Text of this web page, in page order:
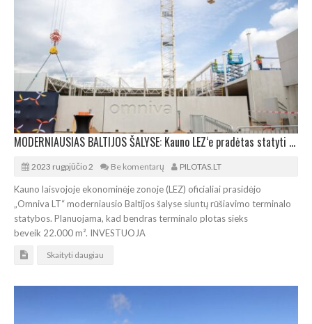
MODERNIAUSIAS BALTIJOS ŠALYSE: Kauno LEZ‘e pradėtas statyti „Omniva LT“ terminalas
2023 rugpjūčio 2 Be komentarų PILOTAS.LT
Kauno laisvojoje ekonominėje zonoje (LEZ) oficialiai prasidėjo
„Omniva LT“ moderniausio Baltijos šalyse siuntų rūšiavimo terminalo
statybos. Planuojama, kad bendras terminalo plotas sieks
beveik 22.000 m². INVESTUOJA
Skaityti daugiau